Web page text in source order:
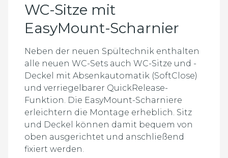
WC-Sitze mit
EasyMount-Scharnier
Neben der neuen Spültechnik enthalten
alle neuen WC-Sets auch WC-Sitze und -
Deckel mit Absenkautomatik (SoftClose)
und verriegelbarer QuickRelease-
Funktion. Die EasyMount-Scharniere
erleichtern die Montage erheblich. Sitz
und Deckel können damit bequem von
oben ausgerichtet und anschließend
fixiert werden.